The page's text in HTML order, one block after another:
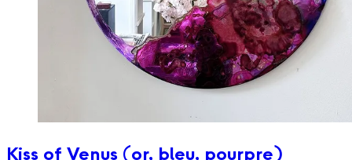
Kiss of Venus (or, bleu, pourpre)